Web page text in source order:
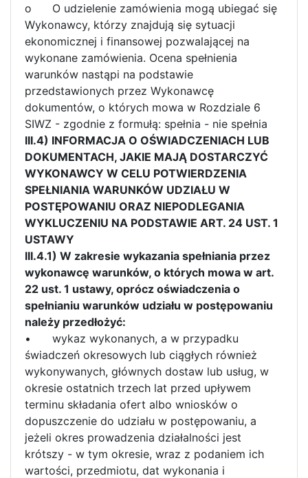
o
O udzielenie zamówienia mogą ubiegać się
Wykonawcy, którzy znajdują się sytuacji
ekonomicznej i finansowej pozwalającej na
wykonane zamówienia. Ocena spełnienia
warunków nastąpi na podstawie
przedstawionych przez Wykonawcę
dokumentów, o których mowa w Rozdziale 6
SIWZ - zgodnie z formułą: spełnia - nie spełnia
III.4) INFORMACJA O OŚWIADCZENIACH LUB
DOKUMENTACH, JAKIE MAJĄ DOSTARCZYĆ
WYKONAWCY W CELU POTWIERDZENIA
SPEŁNIANIA WARUNKÓW UDZIAŁU W
POSTĘPOWANIU ORAZ NIEPODLEGANIA
WYKLUCZENIU NA PODSTAWIE ART. 24 UST. 1
USTAWY
III.4.1) W zakresie wykazania spełniania przez
wykonawcę warunków, o których mowa w art.
22 ust. 1 ustawy, oprócz oświadczenia o
spełnianiu warunków udziału w postępowaniu
należy przedłożyć:
•
wykaz wykonanych, a w przypadku
świadczeń okresowych lub ciągłych również
wykonywanych, głównych dostaw lub usług, w
okresie ostatnich trzech lat przed upływem
terminu składania ofert albo wniosków o
dopuszczenie do udziału w postępowaniu, a
jeżeli okres prowadzenia działalności jest
krótszy - w tym okresie, wraz z podaniem ich
wartości, przedmiotu, dat wykonania i